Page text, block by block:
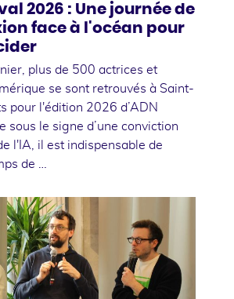
2026 : Une journée de
face à l'océan pour
plus de 500 actrices et
se sont retrouvés à Saint-
pour l'édition 2026 d’ADN
sous le signe d’une conviction
l'IA, il est indispensable de
de …